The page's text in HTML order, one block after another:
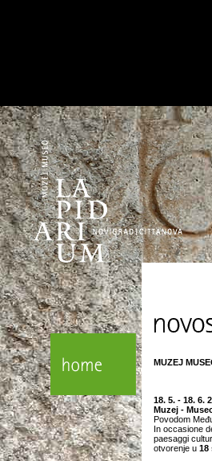
MUZEJ
18. 5. - 18. 6.
Muzej -
Povodom
In occasione
paesaggi
otvorenje u 18